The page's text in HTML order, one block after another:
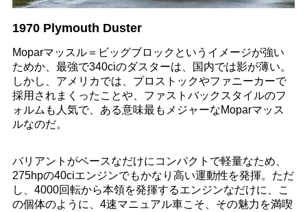
1970 Plymouth Duster
Moparマッスル＝ビッグブロックというイメージが強い
ためか、最強で340ciのダスターは、国内では影が薄い。
しかし、アメリカでは、プロストックやファニーカーで
採用されまくったことや、ファストバックスタイルのフ
ォルムも人気で、ある意味最もメジャーなMoparマッス
ルなのだ。
バリアントがベースなだけにコンパクトで軽量なため、
275hpの40ciエンジンでもかなり高い運動性を発揮。ただ
し、4000回転から本領を発揮するエンジンなだけに、こ
の個体のように、4速マニュアル車こそ、その魅力を満喫